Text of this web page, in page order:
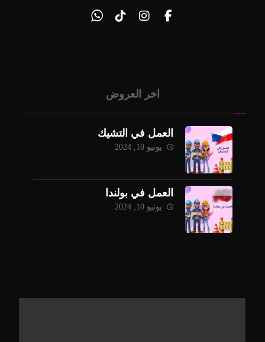
اخر العروض
العمل في التشيك
يونيو 10, 2024
العمل في بولندا
يونيو 10, 2024